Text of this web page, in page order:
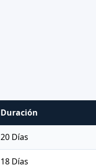
Duración
20 Días
18 Días